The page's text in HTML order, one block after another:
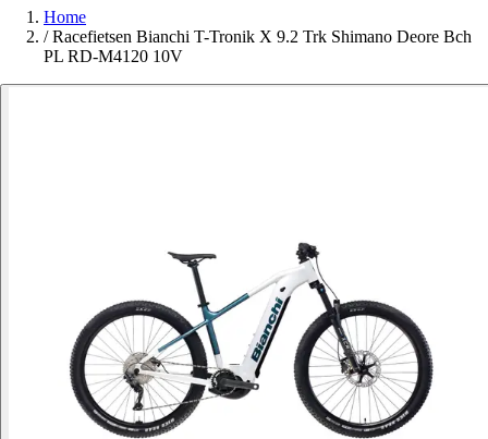
Home
/ Racefietsen Bianchi T-Tronik X 9.2 Trk Shimano Deore Bch
PL RD-M4120 10V